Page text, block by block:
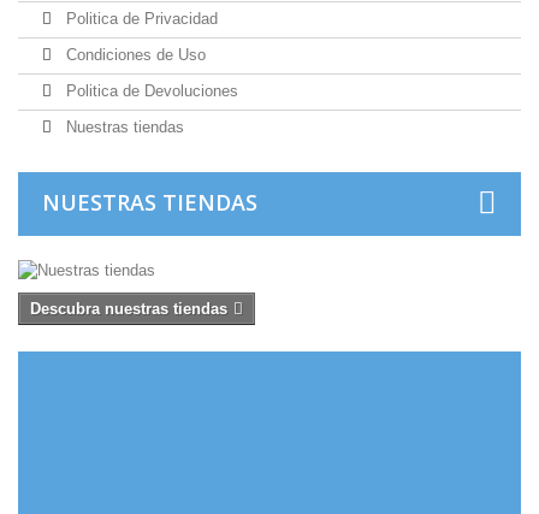
Politica de Privacidad
Condiciones de Uso
Politica de Devoluciones
Nuestras tiendas
NUESTRAS TIENDAS
Descubra nuestras tiendas